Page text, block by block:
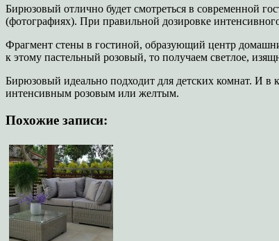
Бирюзовый отлично будет смотреться в современной
(фотографиях). При правильной дозировке
Фрагмент стены в гостиной, образующий центр
к этому пастельный розовый, то получаем светлое,
Бирюзовый идеально подходит для детских комнат. И в
интенсивным розовым или желтым.
Похожие записи: